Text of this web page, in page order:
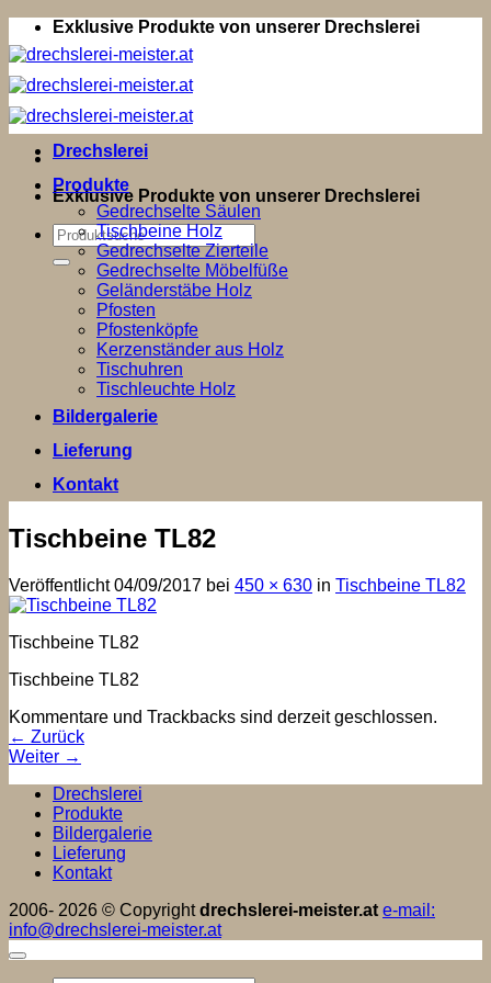
Zum
Inhalt
springen
Exklusive Produkte von unserer Drechslerei
Exklusive Produkte von unserer Drechslerei
Suchen
nach:
Drechslerei
Produkte
Gedrechselte Säulen
Tischbeine Holz
Gedrechselte Zierteile
Gedrechselte Möbelfüße
Geländerstäbe Holz
Pfosten
Pfostenköpfe
Kerzenständer aus Holz
Tischuhren
Tischleuchte Holz
Bildergalerie
Lieferung
Kontakt
Tischbeine TL82
Veröffentlicht04/09/2017 bei 450 × 630 in Tischbeine TL82
Tischbeine TL82
Tischbeine TL82
Kommentare und Trackbacks sind derzeit geschlossen.
← Zurück
Weiter →
Drechslerei
Produkte
Bildergalerie
Lieferung
Kontakt
2006- 2026 © Copyrightdrechslerei-meister.at e-mail:
info@drechslerei-meister.at